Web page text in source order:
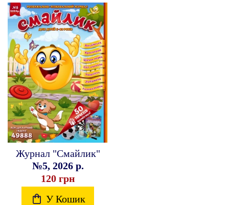
Журнал "Смайлик"
№5, 2026 р.
120 грн
У Кошик